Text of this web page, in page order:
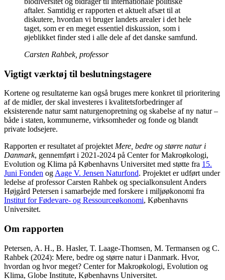
aftaler. Samtidig er rapporten et aktuelt afsæt til at
diskutere, hvordan vi bruger landets arealer i det hele
taget, som er en meget essentiel diskussion, som i
øjeblikket finder sted i alle dele af det danske samfund.
Carsten Rahbek, professor
Vigtigt værktøj til beslutningstagere
Kortene og resultaterne kan også bruges mere konkret til prioritering
af de midler, der skal investeres i kvalitetsforbedringer af
eksisterende natur samt naturgenopretning og skabelse af ny natur –
både i staten, kommunerne, virksomheder og fonde og blandt
private lodsejere.
Rapporten er resultatet af projektet Mere, bedre og større natur i
Danmark, gennemført i 2021-2024 på Center for Makroøkologi,
Evolution og Klima på Københavns Universitet med støtte fra 15.
Juni Fonden og Aage V. Jensen Naturfond. Projektet er udført under
ledelse af professor Carsten Rahbek og specialkonsulent Anders
Højgård Petersen i samarbejde med forskere i miljøøkonomi fra
Institut for Fødevare- og Ressourceøkonomi, Københavns
Universitet.
Om rapporten
Petersen, A. H., B. Hasler, T. Laage-Thomsen, M. Termansen og C.
Rahbek (2024): Mere, bedre og større natur i Danmark. Hvor,
hvordan og hvor meget? Center for Makroøkologi, Evolution og
Klima, Globe Institute, Københavns Universitet.